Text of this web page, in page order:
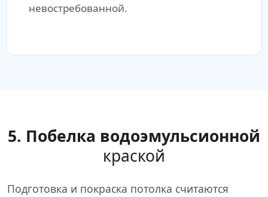
невостребованной.
5. Побелка водоэмульсионной
краской
Подготовка и покраска потолка считаются